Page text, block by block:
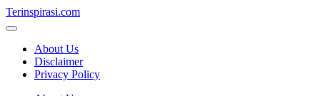
Skip
to
Terinspirasi.com
Inspirasi
TerkiniAbout Us
Disclaimer
Privacy Policy